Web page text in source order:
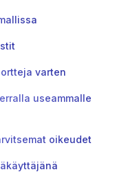
varten
useammalle
oikeudet